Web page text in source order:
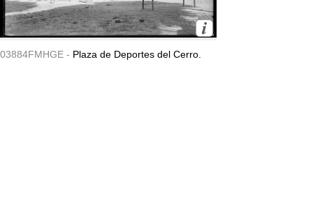
03884FMHGE - Plaza de Deportes del Cerro.